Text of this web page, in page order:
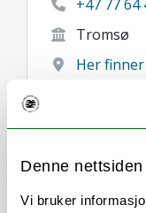
Denne
Vi bruker
+47 77 64
Tromsø
Her
Om